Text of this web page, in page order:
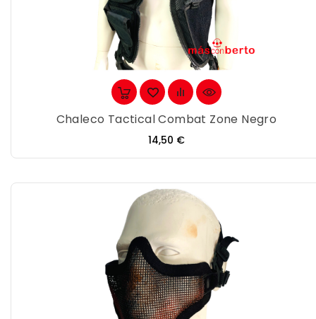
Chaleco Tactical Combat Zone Negro
Precio
14,50 €